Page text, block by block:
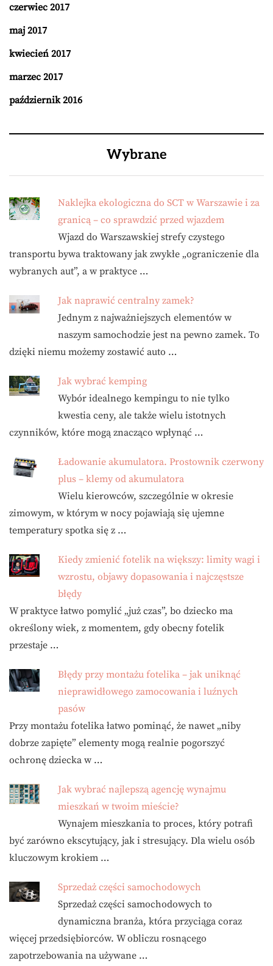
czerwiec 2017
maj 2017
kwiecień 2017
marzec 2017
październik 2016
Wybrane
Naklejka ekologiczna do SCT w Warszawie i za
granicą – co sprawdzić przed wjazdem
Wjazd do Warszawskiej strefy czystego
transportu bywa traktowany jak zwykłe „ograniczenie dla
wybranych aut”, a w praktyce …
Jak naprawić centralny zamek?
Jednym z najważniejszych elementów w
naszym samochodzie jest na pewno zamek. To
dzięki niemu możemy zostawić auto …
Jak wybrać kemping
Wybór idealnego kempingu to nie tylko
kwestia ceny, ale także wielu istotnych
czynników, które mogą znacząco wpłynąć …
Ładowanie akumulatora. Prostownik czerwony
plus – klemy od akumulatora
Wielu kierowców, szczególnie w okresie
zimowym, w którym w nocy pojawiają się ujemne
temperatury spotka się z …
Kiedy zmienić fotelik na większy: limity wagi i
wzrostu, objawy dopasowania i najczęstsze
błędy
W praktyce łatwo pomylić „już czas”, bo dziecko ma
określony wiek, z momentem, gdy obecny fotelik
przestaje …
Błędy przy montażu fotelika – jak uniknąć
nieprawidłowego zamocowania i luźnych
pasów
Przy montażu fotelika łatwo pominąć, że nawet „niby
dobrze zapięte” elementy mogą realnie pogorszyć
ochronę dziecka w …
Jak wybrać najlepszą agencję wynajmu
mieszkań w twoim mieście?
Wynajem mieszkania to proces, który potrafi
być zarówno ekscytujący, jak i stresujący. Dla wielu osób
kluczowym krokiem …
Sprzedaż części samochodowych
Sprzedaż części samochodowych to
dynamiczna branża, która przyciąga coraz
więcej przedsiębiorców. W obliczu rosnącego
zapotrzebowania na używane …